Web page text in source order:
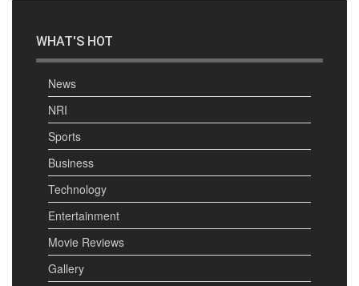
WHAT'S HOT
News
NRI
Sports
Business
Technology
Entertainment
Movie Reviews
Gallery